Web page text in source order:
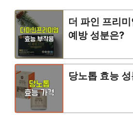
더 파인 프리
예방 성분은?
당노톱 효능